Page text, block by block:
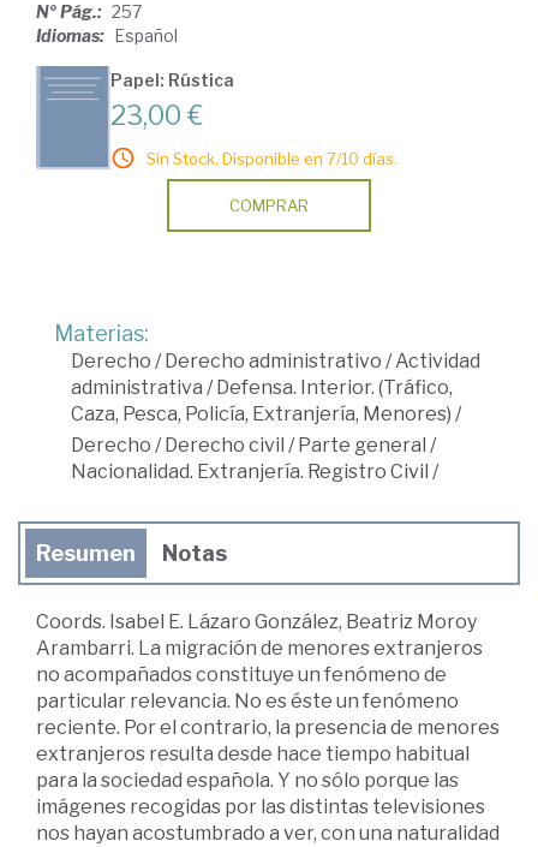
Nº Pág.: 257
Idiomas: Español
Papel: Rústica
23,00 €
Sin Stock. Disponible en 7/10 días.
COMPRAR
Materias:
Derecho /Derecho administrativo /Actividad
administrativa /Defensa. Interior. (Tráfico,
Caza, Pesca, Policía, Extranjería, Menores) /
Derecho /Derecho civil /Parte general /
Nacionalidad. Extranjería. Registro Civil /
Resumen Notas
Coords. Isabel E. Lázaro González, Beatriz Moroy
Arambarri. La migración de menores extranjeros
no acompañados constituye un fenómeno de
particular relevancia. No es éste un fenómeno
reciente. Por el contrario, la presencia de menores
extranjeros resulta desde hace tiempo habitual
para la sociedad española. Y no sólo porque las
imágenes recogidas por las distintas televisiones
nos hayan acostumbrado a ver, con una naturalidad